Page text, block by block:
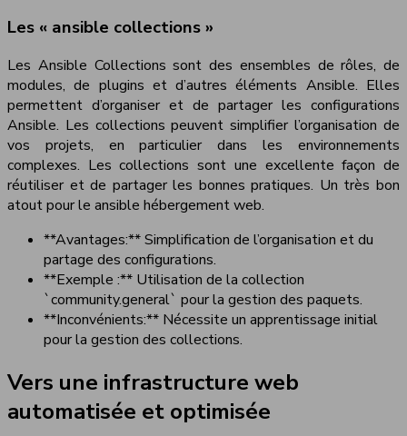
Les « ansible collections »
Les Ansible Collections sont des ensembles de rôles, de
modules, de plugins et d’autres éléments Ansible. Elles
permettent d’organiser et de partager les configurations
Ansible. Les collections peuvent simplifier l’organisation de
vos projets, en particulier dans les environnements
complexes. Les collections sont une excellente façon de
réutiliser et de partager les bonnes pratiques. Un très bon
atout pour le ansible hébergement web.
**Avantages:** Simplification de l’organisation et du
partage des configurations.
**Exemple :** Utilisation de la collection
`community.general` pour la gestion des paquets.
**Inconvénients:** Nécessite un apprentissage initial
pour la gestion des collections.
Vers une infrastructure web
automatisée et optimisée